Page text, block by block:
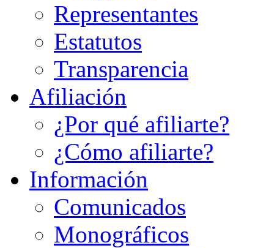
Representantes
Estatutos
Transparencia
Afiliación
¿Por qué afiliarte?
¿Cómo afiliarte?
Información
Comunicados
Monográficos